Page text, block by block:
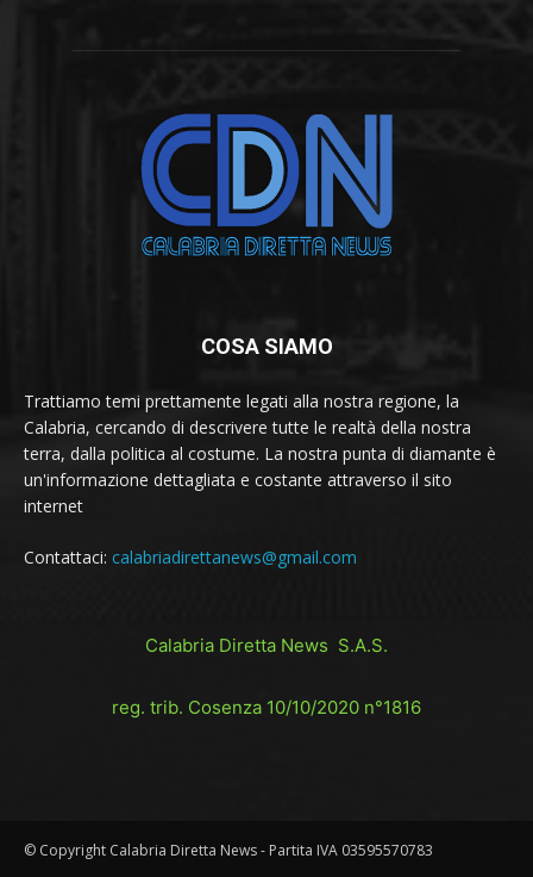
COSA SIAMO
Trattiamo temi prettamente legati alla nostra regione, la
Calabria, cercando di descrivere tutte le realtà della nostra
terra, dalla politica al costume. La nostra punta di diamante è
un'informazione dettagliata e costante attraverso il sito
internet
Contattaci: calabriadirettanews@gmail.com
Calabria Diretta News S.A.S.
reg. trib. Cosenza 10/10/2020 n°1816
© Copyright Calabria Diretta News - Partita IVA 03595570783